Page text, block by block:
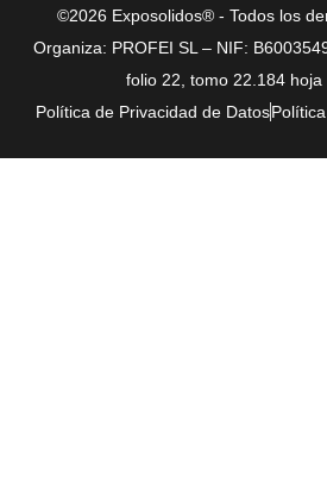
©2026 Exposolidos® - Todos los
Organiza: PROFEI SL – NIF:
folio 22, tomo 22.184 hoja
Política de Privacidad de Datos